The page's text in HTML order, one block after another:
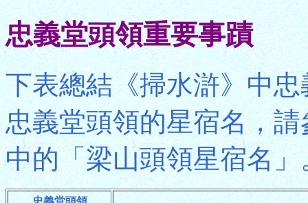
忠義堂頭領重要事蹟
下表總結《掃水滸》中
忠義堂頭領的星宿名，請
中的「梁山頭領星宿名」